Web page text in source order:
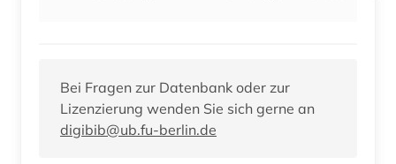
Bei Fragen zur Datenbank oder zur
Lizenzierung wenden Sie sich gerne an
digibib@ub.fu-berlin.de